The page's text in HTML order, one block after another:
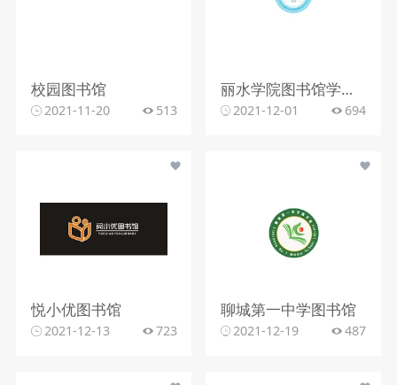
校园图书馆
2021-11-20 513
丽水学院图书馆学生管理委员会
2021-12-01 694
悦小优图书馆
2021-12-13 723
聊城第一中学图书馆
2021-12-19 487